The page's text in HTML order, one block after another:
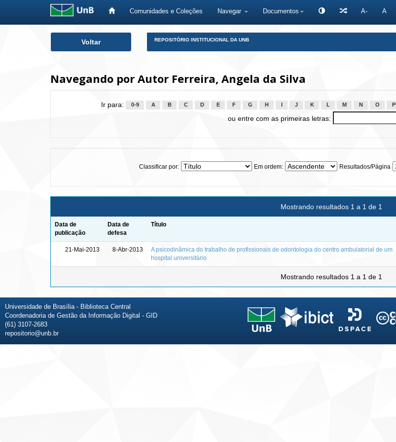
Comunidades e Coleções Navegar Documentos A- A
Voltar REPOSITÓRIO INSTITUCIONAL DA UNB
Navegando por Autor Ferreira, Angela da Silva
Ir para: 0-9 A B C D E F G H J K L M N O P
ou entre com as primeiras letras:
Classificar por: Em ordem: Resultados/Página
Mostrando resultados 1 a 1 de 1
Data de
publicação
Data de
defesa
Título
21-Mai-2013 8-Abr-2013
A psicodinâmica do trabalho de profissionais de odontologia do centro ambulatorial de um
hospital universitário
Mostrando resultados 1 a 1 de 1
Universidade de Brasília - Biblioteca Central
Coordenadoria de Gestão da Informação Digital - GID
(61) 3107-2683
repositorio@unb.br